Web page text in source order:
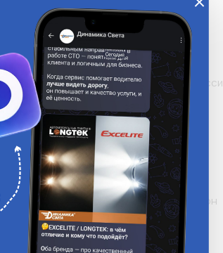
2.4 [ZMZ-4021.10] 90 л.с. 1994-2010;
3110 Волга
2.4 [ZMZ-4021.10] 90 л.с. 1997-2004;
3302 Газель c бортовой платформой/шасси
2.2 [UMZ-4216] 90 л.с. 1993- 2013;
2.4 [ZMZ-4026] 100 л.с. 1993-2001;
4.7 [ZMZ-4063] 137 л.с. 2006-2010;
3221 Газель микроавтобус
2.5 [ZMZ-4052] 137 л.с. 2006-2010;
2705 Газель цельнометаллический фургон
2.2 [UMZ-4216] 90 л.с. 1993- 2013;
2.4 [ZMZ-4026] 100 л.с. 1993-2001;
4.7 [ZMZ-4063] 137 л.с. 2006-2010;